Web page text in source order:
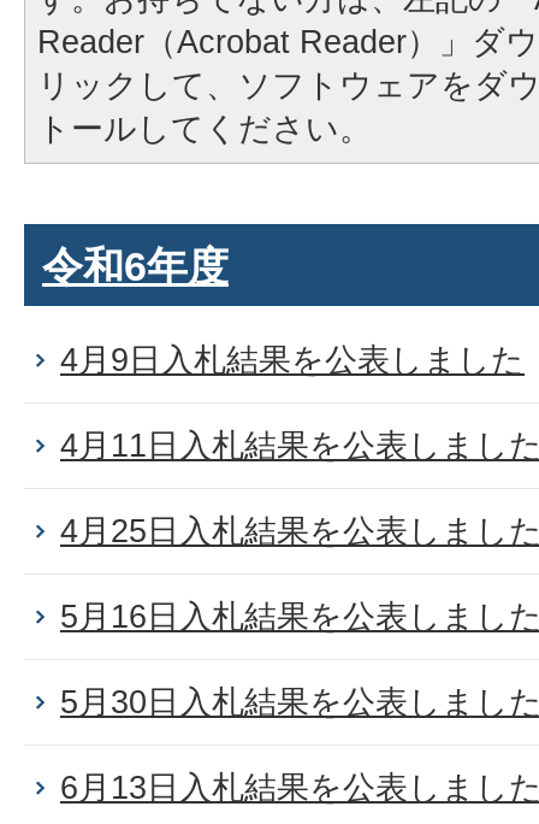
Reader（Acrobat Reader）」ダ
リックして、ソフトウェアをダ
トールしてください。
令和6年度
4月9日入札結果を公表しました
4月11日入札結果を公表しまし
4月25日入札結果を公表しまし
5月16日入札結果を公表しまし
5月30日入札結果を公表しまし
6月13日入札結果を公表しまし